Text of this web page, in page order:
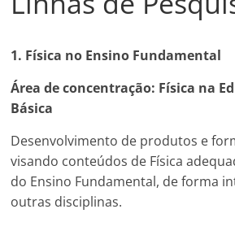
1. Física no Ensino Fundamental
Área de concentração: Física na
Básica
Desenvolvimento de produtos e
visando conteúdos de Física
do Ensino Fundamental, de forma
outras disciplinas.